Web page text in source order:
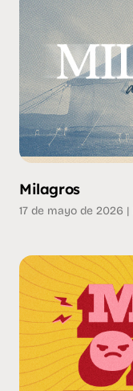
Milagros
17 de mayo de 2026